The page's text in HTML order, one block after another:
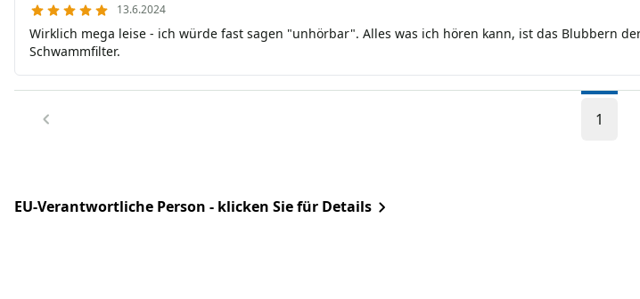
13.6.2024
Wirklich mega leise - ich würde fast sagen "unhörbar". Alles was ich hören kann, ist das Blubbern
Schwammfilter.
1
EU-Verantwortliche Person - klicken Sie für Details